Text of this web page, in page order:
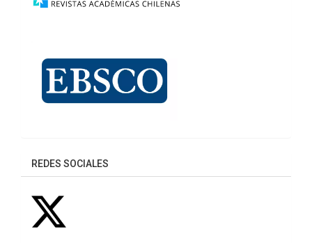
REDES SOCIALES